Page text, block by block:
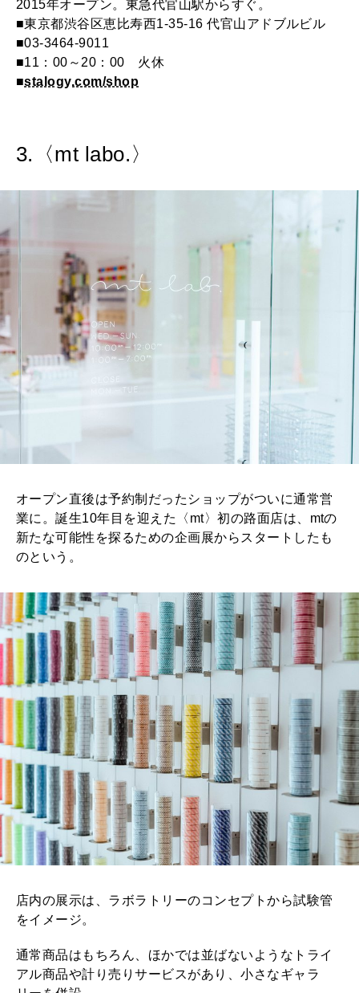
2015年オープン。東急代官山駅からすぐ。
■東京都渋谷区恵比寿西1-35-16 代官山アドブルビル
■03-3464-9011
■11：00～20：00 火休
■stalogy.com/shop
3.〈mt labo.〉
オープン直後は予約制だったショップがついに通常営
業に。誕生10年目を迎えた〈mt〉初の路面店は、mtの
新たな可能性を探るための企画展からスタートしたも
のという。
店内の展示は、ラボラトリーのコンセプトから試験管
をイメージ。
通常商品はもちろん、ほかでは並ばないようなトライ
アル商品や計り売りサービスがあり、小さなギャラ